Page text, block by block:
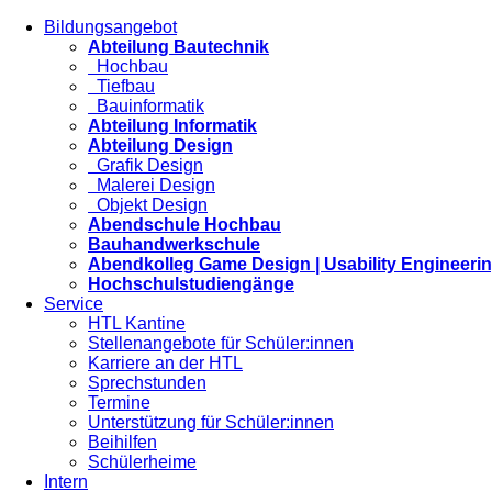
Bildungsangebot
Abteilung Bautechnik
Hochbau
Tiefbau
Bauinformatik
Abteilung Informatik
Abteilung Design
Grafik Design
Malerei Design
Objekt Design
Abendschule Hochbau
Bauhandwerkschule
Abendkolleg Game Design | Usability
Hochschulstudiengänge
Service
HTL Kantine
Stellenangebote für Schüler:innen
Karriere an der HTL
Sprechstunden
Termine
Unterstützung für Schüler:innen
Beihilfen
Schülerheime
Intern